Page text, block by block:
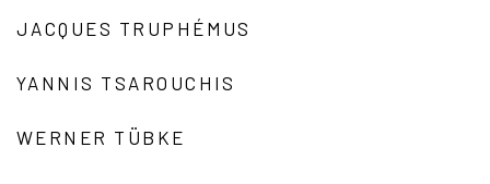
JACQUES TRUPHÉMUS
YANNIS TSAROUCHIS
WERNER TÜBKE